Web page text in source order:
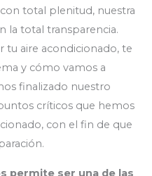
total plenitud, nuestra
la total transparencia.
tu aire acondicionado, te
y cómo vamos a
finalizado nuestro
críticos que hemos
con el fin de que
permite ser una de las